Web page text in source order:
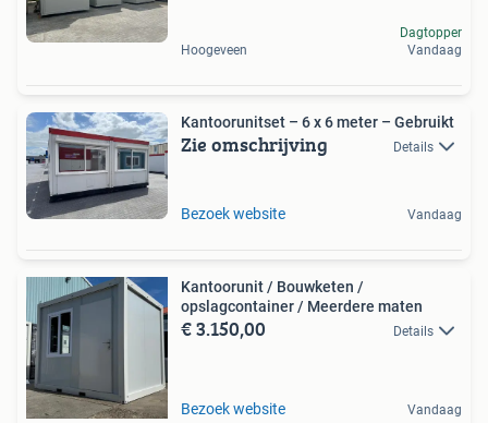
Hoogeveen
Dagtopper
Vandaag
Kantoorunitset – 6 x 6 meter – Gebruikt
Zie omschrijving Details
Bezoek website Vandaag
Kantoorunit / Bouwketen /
opslagcontainer / Meerdere maten
€ 3.150,00 Details
Bezoek website Vandaag